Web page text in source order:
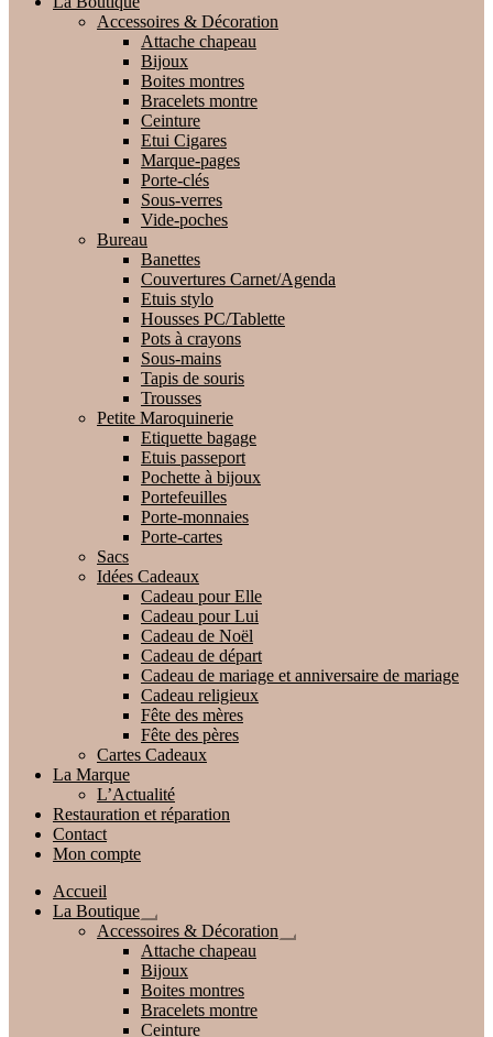
Accessoires & Décoration
Attache chapeau
Bijoux
Boites montres
Bracelets montre
Ceinture
Etui Cigares
Marque-pages
Porte-clés
Sous-verres
Vide-poches
Bureau
Banettes
Couvertures Carnet/Agenda
Etuis stylo
Housses PC/Tablette
Pots à crayons
Sous-mains
Tapis de souris
Trousses
Petite Maroquinerie
Etiquette bagage
Etuis passeport
Pochette à bijoux
Portefeuilles
Porte-monnaies
Porte-cartes
Sacs
Idées Cadeaux
Cadeau pour Elle
Cadeau pour Lui
Cadeau de Noël
Cadeau de départ
Cadeau de mariage et anniversaire de mariage
Cadeau religieux
Fête des mères
Fête des pères
Cartes Cadeaux
La Marque
L’Actualité
Restauration et réparation
Contact
Mon compte
Accueil
La Boutique
Ouvrir
le
menu
enfant
Accessoires & Décoration
Ouvrir
Attache chapeau
Bijoux
Boites montres
Bracelets montre
Ceinture